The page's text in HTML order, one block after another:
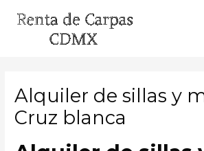
Alquiler de sillas y
Cruz blanca